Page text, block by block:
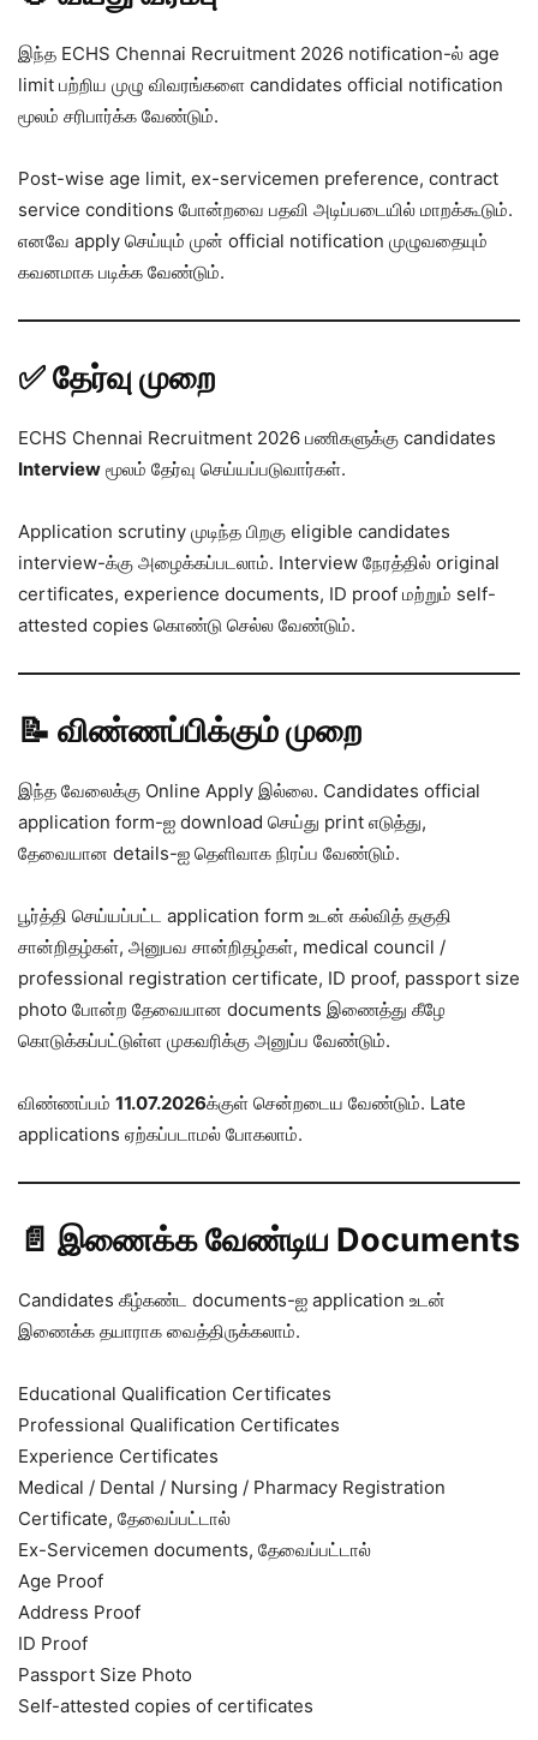
இந்த ECHS Chennai Recruitment 2026 notification-ல் age
limit பற்றிய முழு விவரங்களை candidates official notification
மூலம் சரிபார்க்க வேண்டும்.
Post-wise age limit, ex-servicemen preference, contract
service conditions போன்றவை பதவி அடிப்படையில் மாறக்கூடும்.
எனவே apply செய்யும் முன் official notification முழுவதையும்
கவனமாக படிக்க வேண்டும்.
✅ தேர்வு முறை
ECHS Chennai Recruitment 2026 பணிகளுக்கு candidates
Interview மூலம் தேர்வு செய்யப்படுவார்கள்.
Application scrutiny முடிந்த பிறகு eligible candidates
interview-க்கு அழைக்கப்படலாம். Interview நேரத்தில் original
certificates, experience documents, ID proof மற்றும் self-
attested copies கொண்டு செல்ல வேண்டும்.
📝 விண்ணப்பிக்கும் முறை
இந்த வேலைக்கு Online Apply இல்லை. Candidates official
application form-ஐ download செய்து print எடுத்து,
தேவையான details-ஐ தெளிவாக நிரப்ப வேண்டும்.
பூர்த்தி செய்யப்பட்ட application form உடன் கல்வித் தகுதி
சான்றிதழ்கள், அனுபவ சான்றிதழ்கள், medical council /
professional registration certificate, ID proof, passport size
photo போன்ற தேவையான documents இணைத்து கீழே
கொடுக்கப்பட்டுள்ள முகவரிக்கு அனுப்ப வேண்டும்.
விண்ணப்பம் 11.07.2026க்குள் சென்றடைய வேண்டும். Late
applications ஏற்கப்படாமல் போகலாம்.
📄 இணைக்க வேண்டிய Documents
Candidates கீழ்கண்ட documents-ஐ application உடன்
இணைக்க தயாராக வைத்திருக்கலாம்.
Educational Qualification Certificates
Professional Qualification Certificates
Experience Certificates
Medical / Dental / Nursing / Pharmacy Registration
Certificate, தேவைப்பட்டால்
Ex-Servicemen documents, தேவைப்பட்டால்
Age Proof
Address Proof
ID Proof
Passport Size Photo
Self-attested copies of certificates